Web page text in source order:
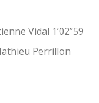
Vidal 1’02’’59
Perrillon